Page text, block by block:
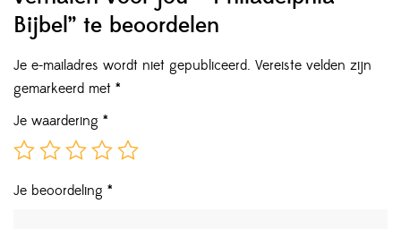
Bijbel” te beoordelen
Je e-mailadres wordt niet gepubliceerd. Vereiste velden zijn
gemarkeerd met *
Je waardering *
Je beoordeling *